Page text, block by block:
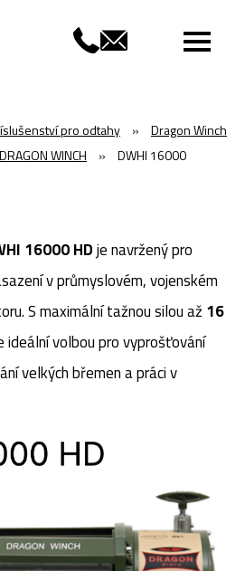
pro odtahy »
Dragon Winch
WINCH » DWHI 16000
16000 HDje navržený pro
v průmyslovém, vojenském
S maximální tažnou silou až 16
ideální volbou pro vyprošťování
velkých břemen a práci v